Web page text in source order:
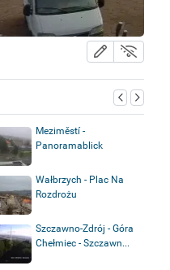
Meziměstí -
Panoramablick
Wałbrzych - Plac Na
Rozdrożu
Szczawno-Zdrój - Góra
Chełmiec - Szczawn...